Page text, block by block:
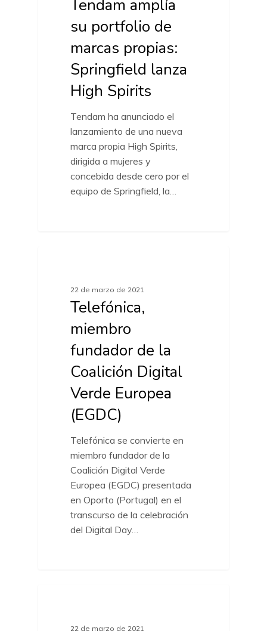
Tendam amplía
su portfolio de
marcas propias:
Springfield lanza
High Spirits
Tendam ha anunciado el
lanzamiento de una nueva
marca propia High Spirits,
dirigida a mujeres y
concebida desde cero por el
equipo de Springfield, la…
22 de marzo de 2021
Telefónica,
miembro
fundador de la
Coalición Digital
Verde Europea
(EGDC)
Telefónica se convierte en
miembro fundador de la
Coalición Digital Verde
Europea (EGDC) presentada
en Oporto (Portugal) en el
transcurso de la celebración
del Digital Day…
22 de marzo de 2021